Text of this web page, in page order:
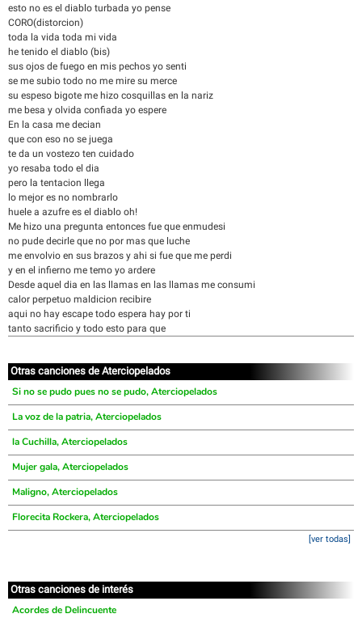
esto no es el diablo turbada yo pense
CORO(distorcion)
toda la vida toda mi vida
he tenido el diablo (bis)
sus ojos de fuego en mis pechos yo senti
se me subio todo no me mire su merce
su espeso bigote me hizo cosquillas en la nariz
me besa y olvida confiada yo espere
En la casa me decian
que con eso no se juega
te da un vostezo ten cuidado
yo resaba todo el dia
pero la tentacion llega
lo mejor es no nombrarlo
huele a azufre es el diablo oh!
Me hizo una pregunta entonces fue que enmudesi
no pude decirle que no por mas que luche
me envolvio en sus brazos y ahi si fue que me perdi
y en el infierno me temo yo ardere
Desde aquel dia en las llamas en las llamas me consumi
calor perpetuo maldicion recibire
aqui no hay escape todo espera hay por ti
tanto sacrificio y todo esto para que
Otras canciones de Aterciopelados
Si no se pudo pues no se pudo, Aterciopelados
La voz de la patria, Aterciopelados
la Cuchilla, Aterciopelados
Mujer gala, Aterciopelados
Maligno, Aterciopelados
Florecita Rockera, Aterciopelados
[ver todas]
Otras canciones de interés
Acordes de Delincuente